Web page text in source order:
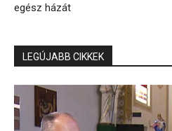
egész házát
LEGÚJABB CIKKEK